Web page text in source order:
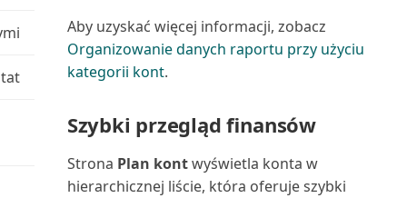
Wybór raportów w Business
Central
Wymiana danych
Wyszukiwanie kontaktów z
Microsoft Teams
Uruchamianie zadań
wsadowych i XMLportów
Uzgadnianie płatności z
rozszerzeniem Envestnet...
Nabywca: lista 10 najlepszych
(raport)
Nabywca: lista sprzedaży
płatności (raport)
Aby uzyskać więcej informacji, zobacz
Organizowanie danych raportu przy użyciu
kategorii kont.
Szybki przegląd finansów
Strona Plan kontwyświetla konta w
hierarchicznej liście, która oferuje szybki